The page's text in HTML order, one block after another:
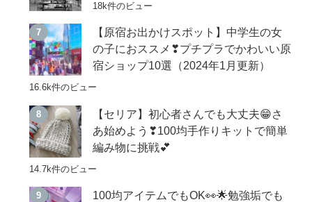
18k件のビュー
【原宿お出かけスポット】中学生の女
の子におススメ❣プチプラでかわいい原
宿ショップ10選（2024年1月更新）
16.6k件のビュー
【セリア】初心者さんでも大丈夫😁さ
あ始めよう❣100均手作りキットで簡単
編み物に挑戦💕
14.7k件のビュー
100均アイテムでもOK👀🌟勉強垢でも